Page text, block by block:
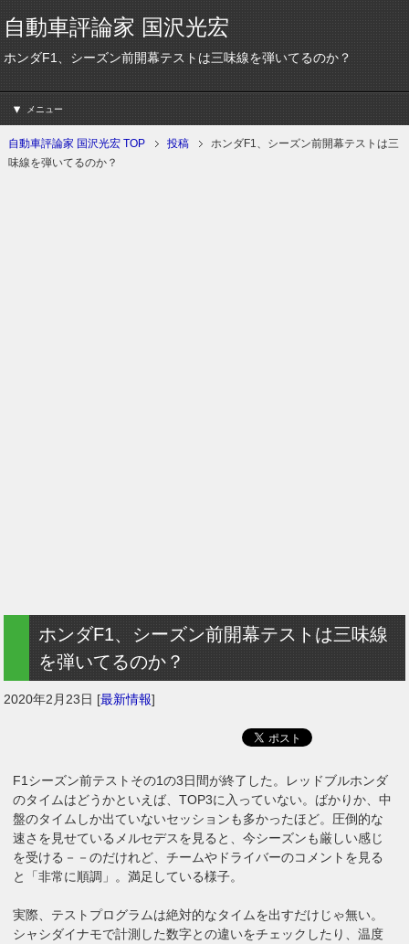
自動車評論家 国沢光宏
ホンダF1、シーズン前開幕テストは三味線を弾いてるのか？
メニュー
自動車評論家 国沢光宏 TOP 投稿
ホンダF1、シーズン前開幕テストは三
味線を弾いてるのか？
ホンダF1、シーズン前開幕テストは三味線
を弾いてるのか？
2020年2月23日 [最新情報]
F1シーズン前テストその1の3日間が終了した。レッドブルホンダ
のタイムはどうかといえば、TOP3に入っていない。ばかりか、中
盤のタイムしか出ていないセッションも多かったほど。圧倒的な
速さを見せているメルセデスを見ると、今シーズンも厳しい感じ
を受ける－－のだけれど、チームやドライバーのコメントを見る
と「非常に順調」。満足している様子。
実際、テストプログラムは絶対的なタイムを出すだけじゃ無い。
シャシダイナモで計測した数字との違いをチェックしたり、温度